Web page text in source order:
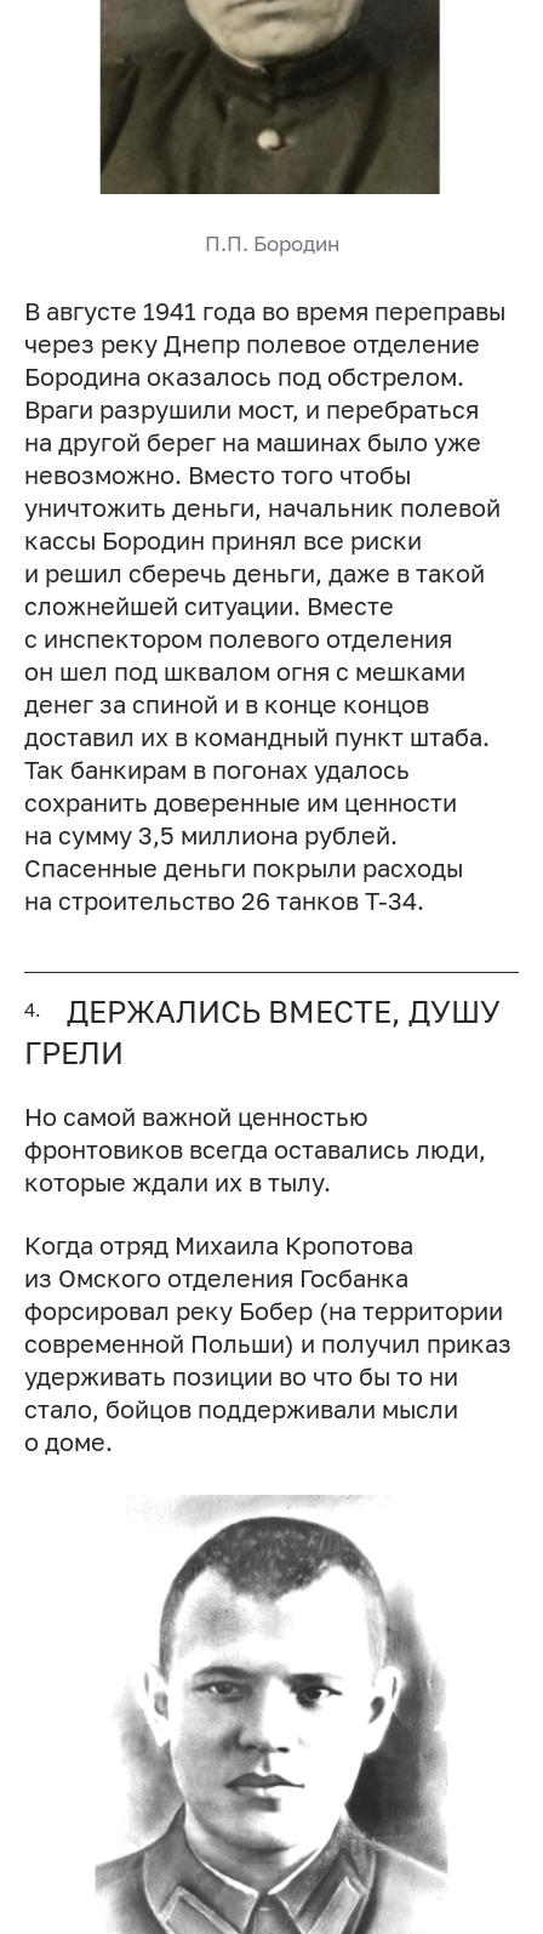
П.П. Бородин
В августе 1941 года во время переправы
через реку Днепр полевое отделение
Бородина оказалось под обстрелом.
Враги разрушили мост, и перебраться
на другой берег на машинах было уже
невозможно. Вместо того чтобы
уничтожить деньги, начальник полевой
кассы Бородин принял все риски
и решил сберечь деньги, даже в такой
сложнейшей ситуации. Вместе
с инспектором полевого отделения
он шел под шквалом огня с мешками
денег за спиной и в конце концов
доставил их в командный пункт штаба.
Так банкирам в погонах удалось
сохранить доверенные им ценности
на сумму 3,5 миллиона рублей.
Спасенные деньги покрыли расходы
на строительство 26 танков Т-34.
4.
ДЕРЖАЛИСЬ ВМЕСТЕ, ДУШУ
ГРЕЛИ
Но самой важной ценностью
фронтовиков всегда оставались люди,
которые ждали их в тылу.
Когда отряд Михаила Кропотова
из Омского отделения Госбанка
форсировал реку Бобер (на территории
современной Польши) и получил приказ
удерживать позиции во что бы то ни
стало, бойцов поддерживали мысли
о доме.